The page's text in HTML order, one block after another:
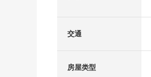
交通
房屋类型